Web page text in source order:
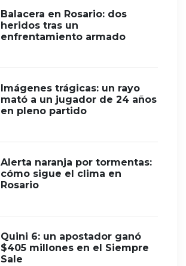
Balacera en Rosario: dos
heridos tras un
enfrentamiento armado
Imágenes trágicas: un rayo
mató a un jugador de 24 años
en pleno partido
Alerta naranja por tormentas:
cómo sigue el clima en
Rosario
Quini 6: un apostador ganó
$405 millones en el Siempre
Sale